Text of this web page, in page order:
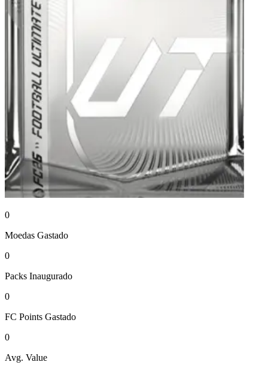
0
Moedas Gastado
0
Packs Inaugurado
0
FC Points Gastado
0
Avg. Value